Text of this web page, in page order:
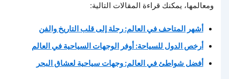
ومعالمها، يمكنك قراءة المقالات التالية:
أشهر المتاحف في العالم: رحلة إلى قلب التاريخ والفن
أرخص الدول للسياحة: أوفر الوجهات السياحية في العالم
أفضل شواطئ في العالم: وجهات سياحية لعشاق البحر